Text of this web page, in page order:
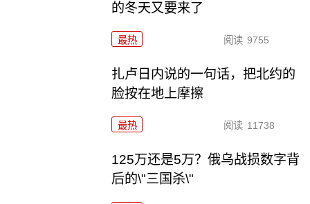
的冬天又要来了
最热 阅读 9755
扎卢日内说的一句话，把北约的
脸按在地上摩擦
最热 阅读 11738
125万还是5万？俄乌战损数字背
后的\"三国杀\"